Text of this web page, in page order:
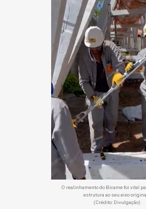
O realinhamento do Bicame foi vital
estrutura ao seu eixo
(Crédito: Divulgação)